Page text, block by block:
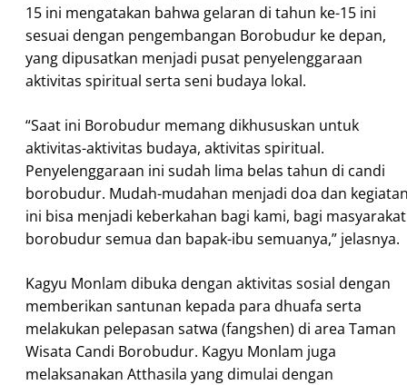
15 ini mengatakan bahwa gelaran di tahun ke-15 ini
sesuai dengan pengembangan Borobudur ke depan,
yang dipusatkan menjadi pusat penyelenggaraan
aktivitas spiritual serta seni budaya lokal.
“Saat ini Borobudur memang dikhususkan untuk
aktivitas-aktivitas budaya, aktivitas spiritual.
Penyelenggaraan ini sudah lima belas tahun di candi
borobudur. Mudah-mudahan menjadi doa dan
ini bisa menjadi keberkahan bagi kami, bagi masyarakat
borobudur semua dan bapak-ibu semuanya,” jelasnya.
Kagyu Monlam dibuka dengan aktivitas sosial dengan
memberikan santunan kepada para dhuafa serta
melakukan pelepasan satwa (fangshen) di area Taman
Wisata Candi Borobudur. Kagyu Monlam juga
melaksanakan Atthasila yang dimulai dengan